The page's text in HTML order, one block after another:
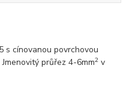
s cínovanou povrchovou
průřez 4-6mm2 v